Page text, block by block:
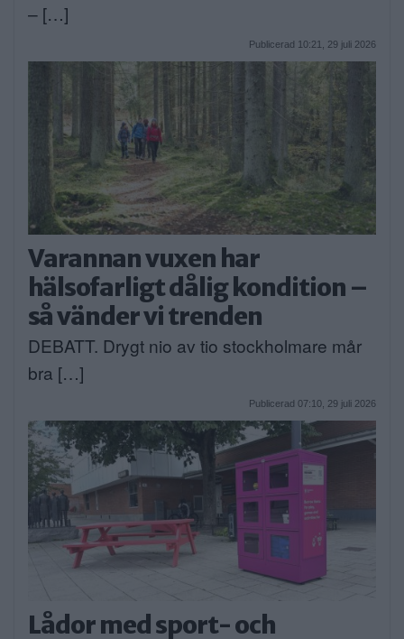
– […]
Publicerad 10:21, 29 juli 2026
Varannan vuxen har
hälsofarligt dålig kondition –
så vänder vi trenden
DEBATT. Drygt nio av tio stockholmare mår
bra […]
Publicerad 07:10, 29 juli 2026
Lådor med sport- och